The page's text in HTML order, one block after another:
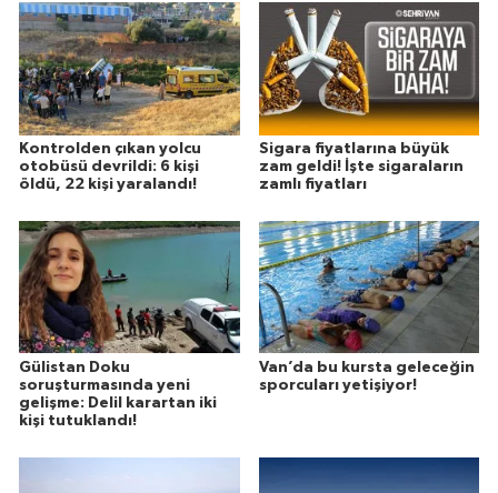
Kontrolden çıkan yolcu
otobüsü devrildi: 6 kişi
öldü, 22 kişi yaralandı!
Sigara fiyatlarına büyük
zam geldi! İşte sigaraların
zamlı fiyatları
Gülistan Doku
soruşturmasında yeni
gelişme: Delil karartan iki
kişi tutuklandı!
Van’da bu kursta geleceğin
sporcuları yetişiyor!